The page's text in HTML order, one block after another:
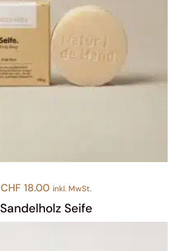
CHF 18.00 inkl. MwSt.
Sandelholz Seife